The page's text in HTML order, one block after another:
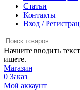
Статьи
Контакты
Вход /
Начните вводить
ищете.
Магазин
0 Заказ
Мой аккаунт